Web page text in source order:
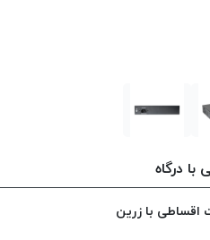
درگاه
اقساطی با زرین